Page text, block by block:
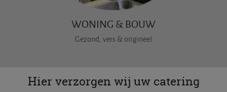
WONING & BOUW
Gezond, vers & origineel
Hier verzorgen wij uw catering